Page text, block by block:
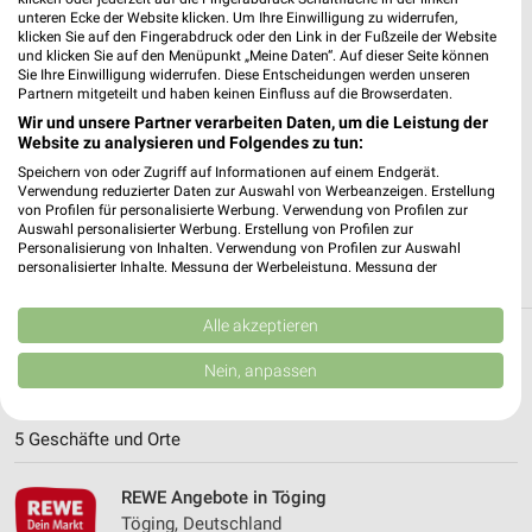
✔Standortgenaue Angebote
✔Folge deinem Lieblingshändler
✔Push-Benachrichtigungen bei neuen Prospekten
✔Einkaufsliste - Einkauf stressfrei planen
JETZT LADEN UND SPAREN!
Weitere REWE Geschäfte mit Angeboten in
und um Mühldorf (Inn)
5 Geschäfte und Orte
REWE Angebote in Töging
Töging, Deutschland
unteren Ecke der Website klicken. Um Ihre Einwilligung zu widerrufen,
klicken Sie auf den Fingerabdruck oder den Link in der Fußzeile der Website
und klicken Sie auf den Menüpunkt „Meine Daten“. Auf dieser Seite können
Sie Ihre Einwilligung widerrufen. Diese Entscheidungen werden unseren
Partnern mitgeteilt und haben keinen Einfluss auf die Browserdaten.
Wir und unsere Partner verarbeiten Daten, um die Leistung der
Website zu analysieren und Folgendes zu tun:
Speichern von oder Zugriff auf Informationen auf einem Endgerät.
Verwendung reduzierter Daten zur Auswahl von Werbeanzeigen. Erstellung
von Profilen für personalisierte Werbung. Verwendung von Profilen zur
Auswahl personalisierter Werbung. Erstellung von Profilen zur
Personalisierung von Inhalten. Verwendung von Profilen zur Auswahl
personalisierter Inhalte. Messung der Werbeleistung. Messung der
Kombinationen von Daten aus verschiedenen Quellen. Entwicklung und
Verbesserung der Angebote. Verwendung reduzierter Daten zur Auswahl
von Inhalten.
Daten können außerhalb der Europäischen Union weitergegeben und in die
USA gesendet werden.
Website/App.
Wir nutzen Ihre Daten für folgende Zwecke:
IAB-Verarbeitungszwecke:
Alle akzeptieren
Nein, anpassen